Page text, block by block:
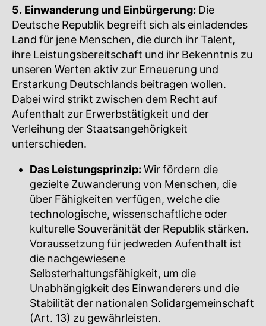
5. Einwanderung und Einbürgerung: Die
Deutsche Republik begreift sich als einladendes
Land für jene Menschen, die durch ihr Talent,
ihre Leistungsbereitschaft und ihr Bekenntnis zu
unseren Werten aktiv zur Erneuerung und
Erstarkung Deutschlands beitragen wollen.
Dabei wird strikt zwischen dem Recht auf
Aufenthalt zur Erwerbstätigkeit und der
Verleihung der Staatsangehörigkeit
unterschieden.
Das Leistungsprinzip: Wir fördern die
gezielte Zuwanderung von Menschen, die
über Fähigkeiten verfügen, welche die
technologische, wissenschaftliche oder
kulturelle Souveränität der Republik stärken.
Voraussetzung für jedweden Aufenthalt ist
die nachgewiesene
Selbsterhaltungsfähigkeit, um die
Unabhängigkeit des Einwanderers und die
Stabilität der nationalen Solidargemeinschaft
(Art. 13) zu gewährleisten.